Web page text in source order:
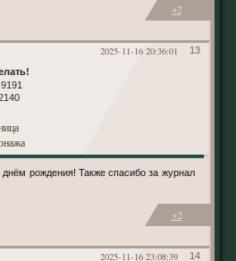
+2
13
2025-11-16 20:36:01
9191
рождения! Также спасибо за журнал
+2
14
2025-11-16 23:08:39